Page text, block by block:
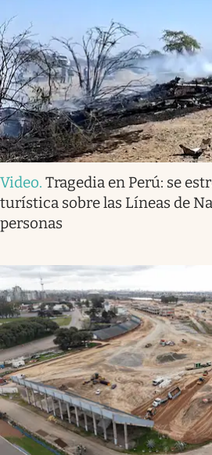
Video. Tragedia en Perú: se
turística sobre las Líneas de
personas